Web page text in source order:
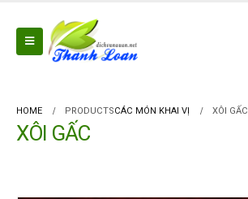
HOME PRODUCTSCÁC MÓN KHAI VỊ XÔI GẤC
XÔI GẤC